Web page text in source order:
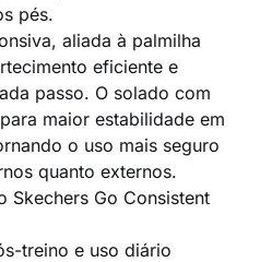
pés.
aliada à palmilha
eficiente e
passo. O solado com
maior estabilidade em
o uso mais seguro
quanto externos.
Skechers Go Consistent
treino e uso diário